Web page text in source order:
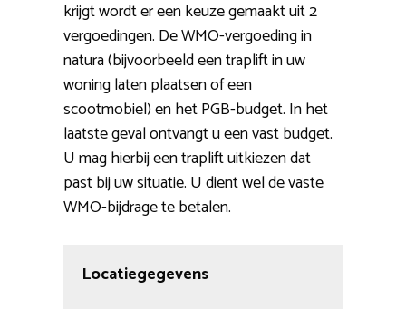
krijgt wordt er een keuze gemaakt uit 2
vergoedingen. De WMO-vergoeding in
natura (bijvoorbeeld een traplift in uw
woning laten plaatsen of een
scootmobiel) en het PGB-budget. In het
laatste geval ontvangt u een vast budget.
U mag hierbij een traplift uitkiezen dat
past bij uw situatie. U dient wel de vaste
WMO-bijdrage te betalen.
Locatiegegevens